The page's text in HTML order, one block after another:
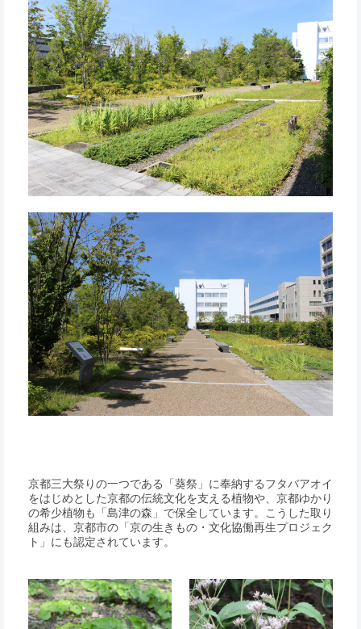
京都三大祭りの一つである「葵祭」に奉納するフタバアオイ
をはじめとした京都の伝統文化を支える植物や、京都ゆかり
の希少植物も「島津の森」で保全しています。こうした取り
組みは、京都市の「京の生きもの・文化協働再生プロジェク
ト」にも認定されています。